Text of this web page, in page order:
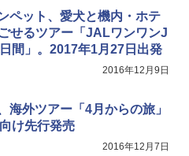
ペット、愛犬と機内・ホテ
せるツアー「JALワンワンJ
間」。2017年1月27日出発
2016年12月9日
海外ツアー「4月からの旅」
け先行発売
2016年12月7日